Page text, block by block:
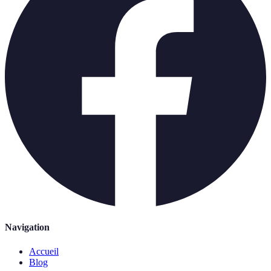
Navigation
Accueil
A propos
Mentions légales
Politique de confidentialité